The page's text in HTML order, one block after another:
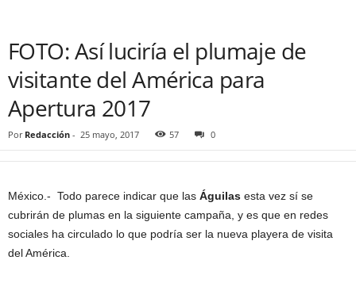
FOTO: Así luciría el plumaje de
visitante del América para
Apertura 2017
Por Redacción - 25 mayo, 2017 57 0
México.- Todo parece indicar que las Águilas esta vez sí se
cubrirán de plumas en la siguiente campaña, y es que en redes
sociales ha circulado lo que podría ser la nueva playera de visita
del América.